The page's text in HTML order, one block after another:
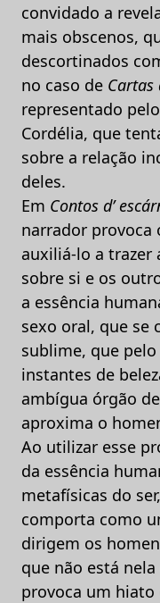
convidado a
mais obscenos,
descortinados
no caso de Cartas
representado
Cordélia, que
sobre a relação
deles.
Em Contos d’
narrador provoca
auxiliá-lo a trazer
sobre si e os
a essência
sexo oral, que se
sublime, que
instantes de
ambígua órgão
aproxima o
Ao utilizar esse
da essência
metafísicas do
comporta como
dirigem os
que não está
provoca um